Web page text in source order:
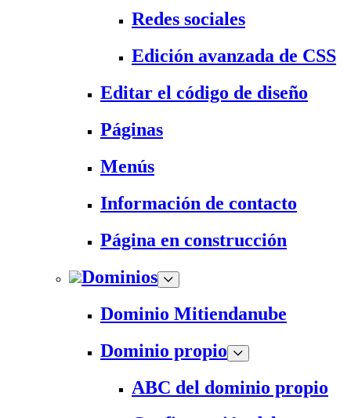
Redes sociales
Edición avanzada de CSS
Editar el código de diseño
Páginas
Menús
Información de contacto
Página en construcción
Dominios
Dominio Mitiendanube
Dominio propio
ABC del dominio propio